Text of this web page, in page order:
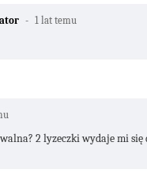
1 lat temu
2 lyzeczki wydaje mi się